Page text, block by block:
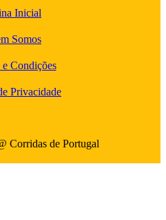
Inicial
Somos
e Condições
Privacidade
Corridas de Portugal